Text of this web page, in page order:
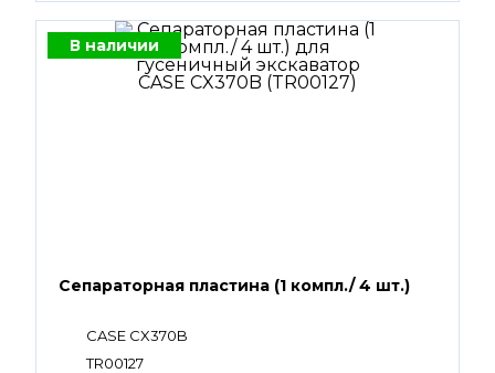
В наличии
Сепараторная пластина (1 компл./ 4 шт.)
CASE CX370B
TR00127